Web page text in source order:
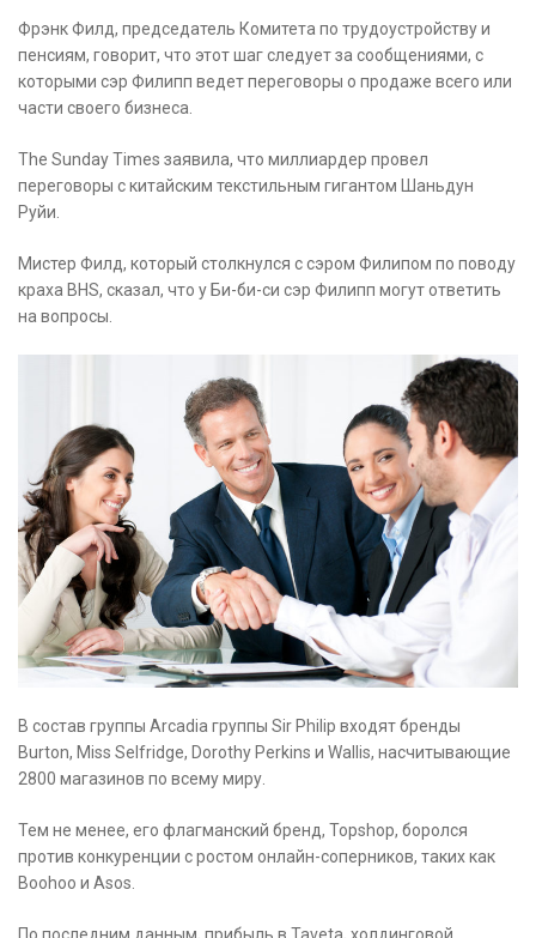
Фрэнк Филд, председатель Комитета по трудоустройству и
пенсиям, говорит, что этот шаг следует за сообщениями, с
которыми сэр Филипп ведет переговоры о продаже всего или
части своего бизнеса.
The Sunday Times заявила, что миллиардер провел
переговоры с китайским текстильным гигантом Шаньдун
Руйи.
Мистер Филд, который столкнулся с сэром Филипом по поводу
краха BHS, сказал, что у Би-би-си сэр Филипп могут ответить
на вопросы.
В состав группы Arcadia группы Sir Philip входят бренды
Burton, Miss Selfridge, Dorothy Perkins и Wallis, насчитывающие
2800 магазинов по всему миру.
Тем не менее, его флагманский бренд, Topshop, боролся
против конкуренции с ростом онлайн-соперников, таких как
Boohoo и Asos.
По последним данным, прибыль в Taveta, холдинговой